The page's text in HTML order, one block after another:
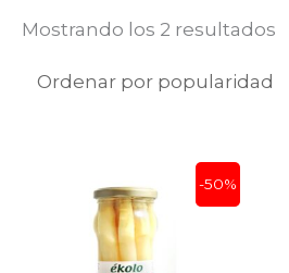
Mostrando los 2 resultados
-50%
precio
original
era:
7,80 €.
precio
actual
es:
3,90 €.